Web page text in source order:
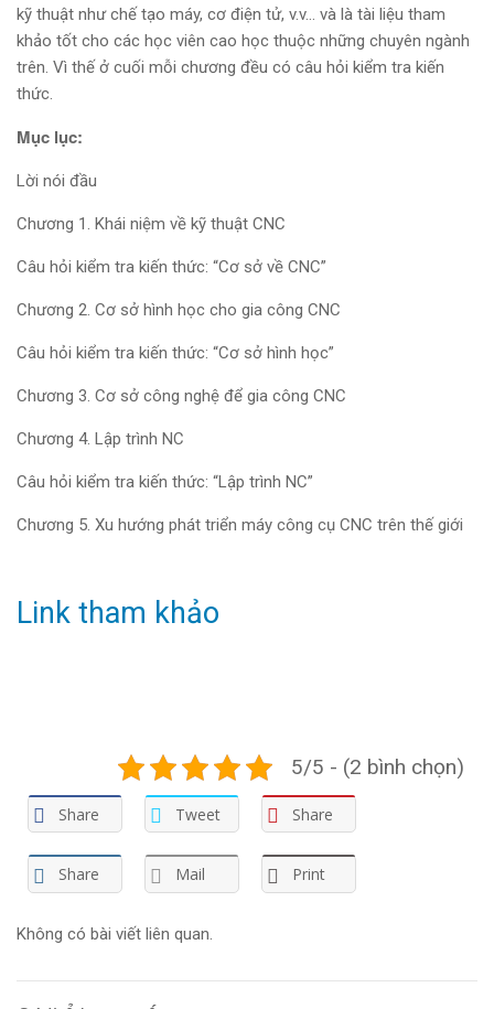
kỹ thuật như chế tạo máy, cơ điện tử, v.v… và là tài liệu tham
khảo tốt cho các học viên cao học thuộc những chuyên ngành
trên. Vì thế ở cuối mỗi chương đều có câu hỏi kiểm tra kiến
thức.
Mục lục:
Lời nói đầu
Chương 1. Khái niệm về kỹ thuật CNC
Câu hỏi kiểm tra kiến thức: “Cơ sở về CNC”
Chương 2. Cơ sở hình học cho gia công CNC
Câu hỏi kiểm tra kiến thức: “Cơ sở hình học”
Chương 3. Cơ sở công nghệ để gia công CNC
Chương 4. Lập trình NC
Câu hỏi kiểm tra kiến thức: “Lập trình NC”
Chương 5. Xu hướng phát triển máy công cụ CNC trên thế giới
Link tham khảo
5/5 - (2 bình chọn)
Share Tweet Share
Share Mail Print
Không có bài viết liên quan.